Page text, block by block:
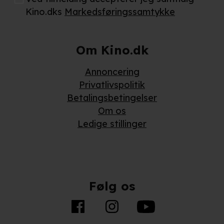
Kino.dks Markedsføringssamtykke
Om Kino.dk
Annoncering
Privatlivspolitik
Betalingsbetingelser
Om os
Ledige stillinger
Følg os